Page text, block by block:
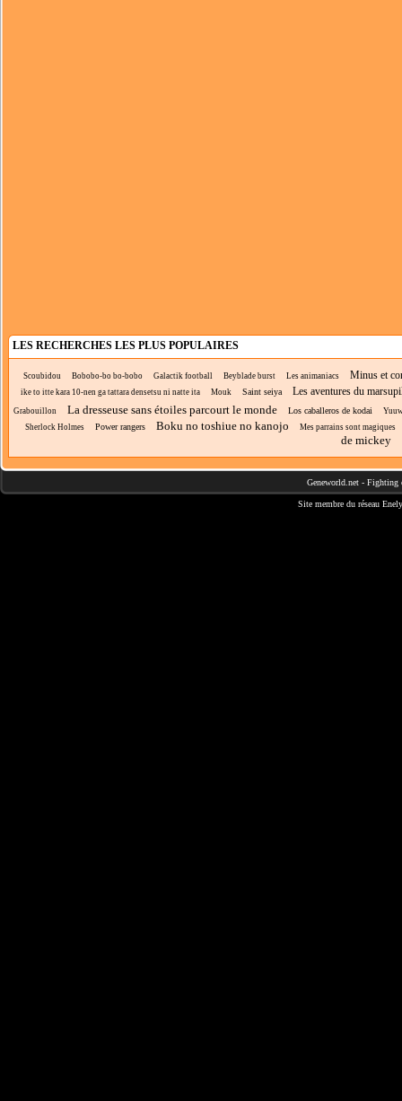
LES RECHERCHES LES PLUS POPULAIRES
Scoubidou Bobobo-bo bo-bobo Galactik football Beyblade burst Les animaniacs Minus et
ike to itte kara 10-nen ga tattara densetsu ni natte ita Mouk Saint seiya Les aventures du
Grabouillon La dresseuse sans étoiles parcourt le monde Los caballeros de kodai
Sherlock Holmes
Power rangers Boku no toshiue no kanojo Mes parrains sont magiques
de mickey
Geneworld.net - Fighting
Site membre du réseau